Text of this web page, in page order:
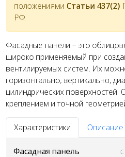
положениями Статьи 437(2)
РФ.
Фасадные панели – это
широко применяемый при
вентилируемых систем. Их
горизонтально, вертикально,
цилиндрических
креплением и точной
Характеристики Описание
Фасадная панель